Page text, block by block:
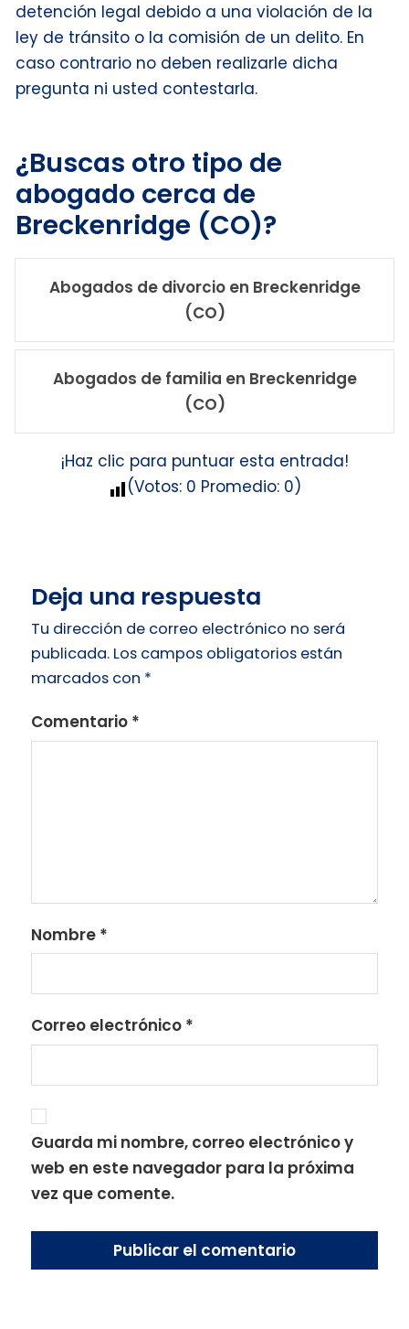
detención legal debido a una violación de la
ley de tránsito o la comisión de un delito. En
caso contrario no deben realizarle dicha
pregunta ni usted contestarla.
¿Buscas otro tipo de
abogado cerca de
Breckenridge (CO)?
Abogados de divorcio en Breckenridge
(CO)
Abogados de familia en Breckenridge
(CO)
¡Haz clic para puntuar esta entrada!
(Votos: 0 Promedio: 0)
Deja una respuesta
Tu dirección de correo electrónico no será
publicada. Los campos obligatorios están
marcados con *
Comentario *
Nombre *
Correo electrónico *
Guarda mi nombre, correo electrónico y
web en este navegador para la próxima
vez que comente.